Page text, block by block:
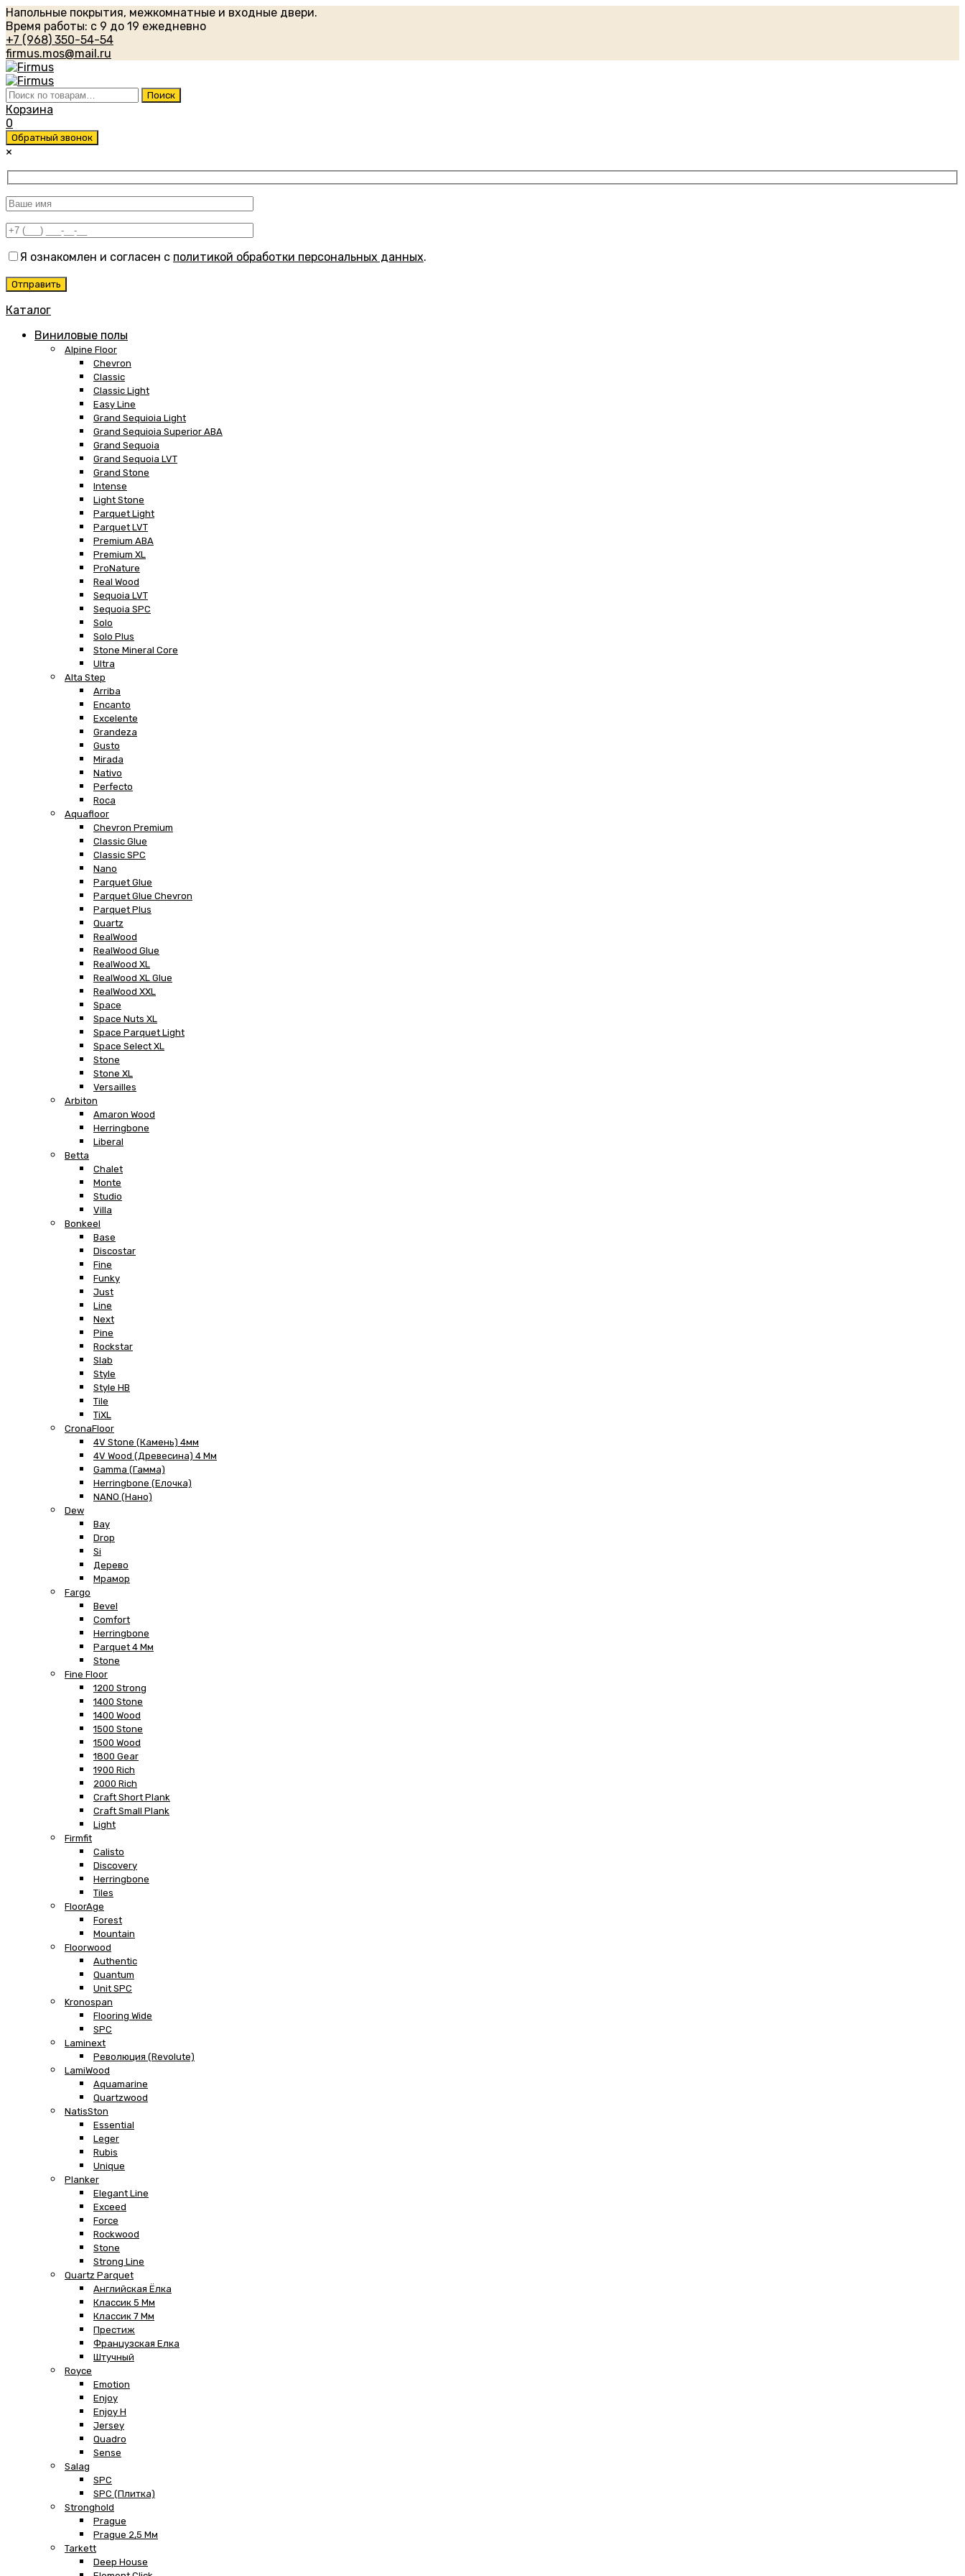
Напольные покрытия, межкомнатные и входные двери.
Время работы: с 9 до 19 ежедневно
+7 (968) 350-54-54
firmus.mos@mail.ru
Искать: Поиск
Корзина
0
Обратный звонок
×
Я ознакомлен и согласен с политикой обработки персональных данных.
Каталог
Виниловые полы
Alpine Floor
Chevron
Classic
Classic Light
Easy Line
Grand Sequioia Light
Grand Sequioia Superior ABA
Grand Sequoia
Grand Sequoia LVT
Grand Stone
Intense
Light Stone
Parquet Light
Parquet LVT
Premium ABA
Premium XL
ProNature
Real Wood
Sequoia LVT
Sequoia SPC
Solo
Solo Plus
Stone Mineral Core
Ultra
Alta Step
Arriba
Encanto
Excelente
Grandeza
Gusto
Mirada
Nativo
Perfecto
Roca
Aquafloor
Chevron Premium
Classic Glue
Classic SPC
Nano
Parquet Glue
Parquet Glue Chevron
Parquet Plus
Quartz
RealWood
RealWood Glue
RealWood XL
RealWood XL Glue
RealWood XXL
Space
Space Nuts XL
Space Parquet Light
Space Select XL
Stone
Stone XL
Versailles
Arbiton
Amaron Wood
Herringbone
Liberal
Betta
Chalet
Monte
Studio
Villa
Bonkeel
Base
Discostar
Fine
Funky
Just
Line
Next
Pine
Rockstar
Slab
Style
Style HB
Tile
TiXL
CronaFloor
4V Stone (Камень) 4мм
4V Wood (Древесина) 4 Мм
Gamma (Гамма)
Herringbone (Елочка)
NANO (Нано)
Dew
Bay
Drop
Si
Дерево
Мрамор
Fargo
Bevel
Comfort
Herringbone
Parquet 4 Мм
Stone
Fine Floor
1200 Strong
1400 Stone
1400 Wood
1500 Stone
1500 Wood
1800 Gear
1900 Rich
2000 Rich
Craft Short Plank
Craft Small Plank
Light
Firmfit
Calisto
Discovery
Herringbone
Tiles
FloorAge
Forest
Mountain
Floorwood
Authentic
Quantum
Unit SPC
Kronospan
Flooring Wide
SPC
Laminext
Революция (Revolute)
LamiWood
Aquamarine
Quartzwood
NatisSton
Essential
Leger
Rubis
Unique
Planker
Elegant Line
Exceed
Force
Rockwood
Stone
Strong Line
Quartz Parquet
Английская Ёлка
Классик 5 Мм
Классик 7 Мм
Престиж
Французская Елка
Штучный
Royce
Emotion
Enjoy
Enjoy H
Jersey
Quadro
Sense
Salag
SPC
SPC (плитка)
Stronghold
Prague
Prague 2,5 Мм
Tarkett
Deep House